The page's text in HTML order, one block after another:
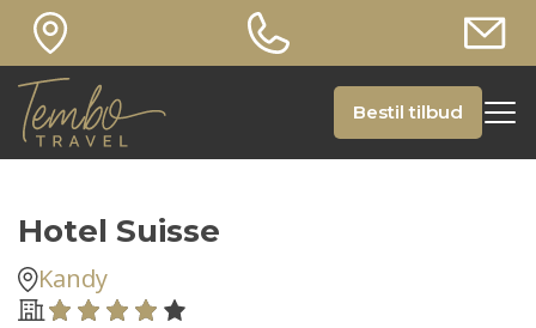
Bestil tilbud
Hotel Suisse
Kandy